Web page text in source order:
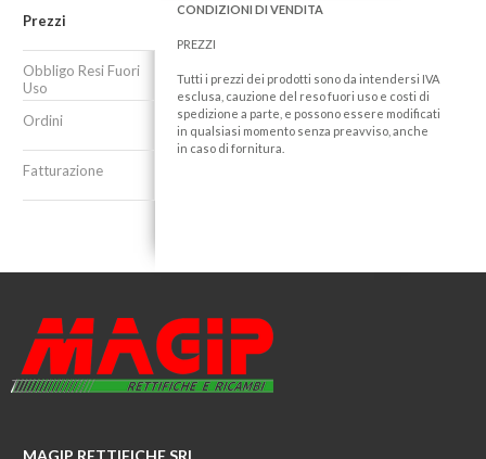
Prezzi
Obbligo Resi Fuori
Uso
Ordini
Fatturazione
CONDIZIONI DI VENDITA
PREZZI
Tutti i prezzi dei prodotti sono da intendersi IVA
esclusa, cauzione del reso fuori uso e costi di
spedizione a parte, e possono essere modificati
in qualsiasi momento senza preavviso, anche
in caso di fornitura.
MAGIP RETTIFICHE SRL